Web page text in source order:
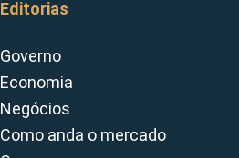
Editorias
Governo
Economia
Negócios
Como anda o mercado